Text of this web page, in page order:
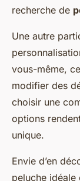
recherche de
Une autre
vous-même,
modifier des
choisir une
options
unique.
Envie d’en
peluche idéale